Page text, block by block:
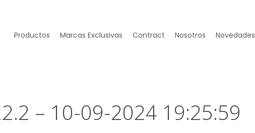
Productos Marcas Exclusivas Contract Nosotros Novedades
– 10-09-2024 19:25:59